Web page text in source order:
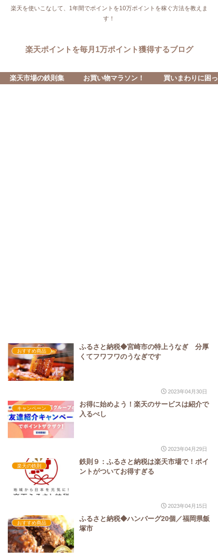
楽天を使いこなして、1年間でポイントを10万ポイントを稼ぐ方法を教えま
す！
楽天ポイントを毎月1万ポイント獲得するブログ
楽天市場の鉄則集 お買い物マラソン！ 買いまわりに困
おすすめ商品
ふるさと納税◆宮崎市の特上うなぎ 分厚
くてフワフワのうなぎです
2023年04月30日
キャンペーン
お得に始めよう！楽天のサービスは紹介で
入るべし
2023年04月29日
楽天の鉄則
鉄則９：ふるさと納税は楽天市場で！ポイ
ントがついてお得すぎる
2023年04月15日
おすすめ商品
ふるさと納税◆ハンバーグ20個／福岡県飯
塚市